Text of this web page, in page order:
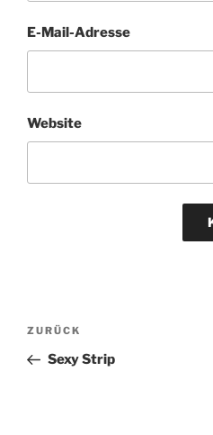
E-Mail-Adresse
Website
Beitragsnavigation
Vorheriger
Beitrag
ZURÜCK
Sexy Strip